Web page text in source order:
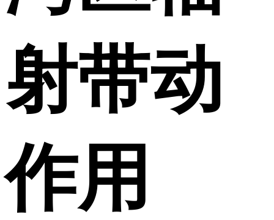
射带动
作用